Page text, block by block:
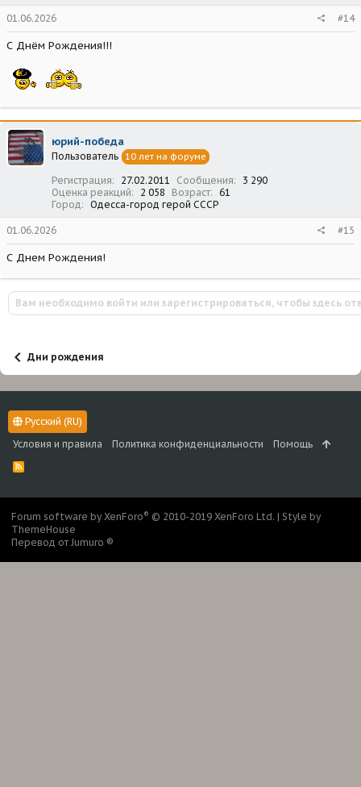
01.06.2026 #14
С Днём Рождения!!!
юрий-победа
Пользователь 10 лет на форуме
Регистрация 27.02.2011 Сообщения
3 290
Оценка реакций
2 058 Возраст
61
Город
Одесса-город герой СССР
01.06.2026 #15
С Днем Рождения!
Вам необходимо войти или зарегистрироваться, чтобы здесь
Дни рождения
Русский (RU)
Условия и правила
Политика конфиденциальности Помощь
R
Forum software by XenForo® © 2010-2019 XenForo Ltd. | Style by
ThemeHouse
Перевод от Jumuro ®